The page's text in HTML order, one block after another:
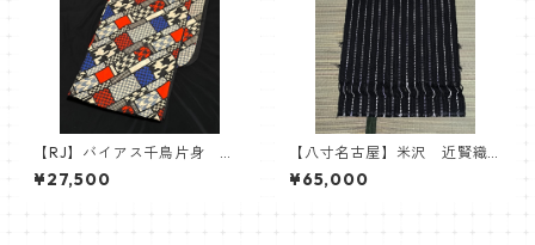
【RJ】バイアス千鳥片身 綿
ゆかた 浴衣 Robe Japonic
a
¥27,500
【八寸名古屋】米沢 近賢織
物 おしゃれ八寸帯 流星
¥65,000